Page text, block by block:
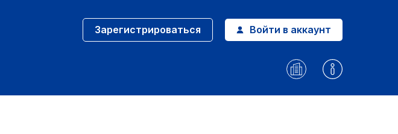
Зарегистрироваться Войти в аккаунт